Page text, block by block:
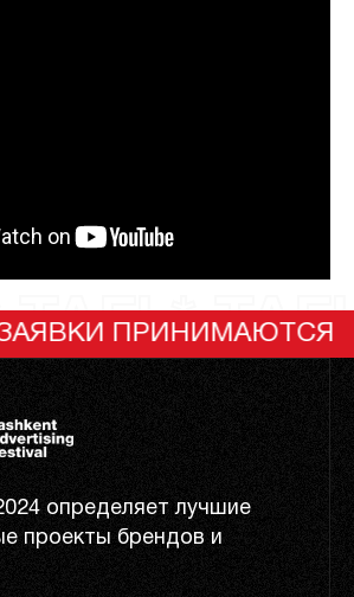
TAF! *
определяет лучшие
проекты брендов и